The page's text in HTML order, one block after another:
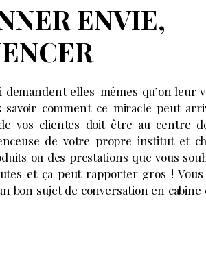
ENVIE,
elles-mêmes qu’on leur
comment ce miracle peut
vos clientes doit être au centre
de votre propre institut et
ou des prestations que vous
et ça peut rapporter gros ! Vous
bon sujet de conversation en cabine